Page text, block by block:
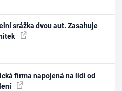
srážka dvou aut. Zasahuje
firma napojená na lidi od